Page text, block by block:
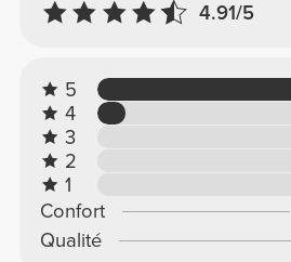
4.91/5
5
4
3
2
1
Confort
Qualité